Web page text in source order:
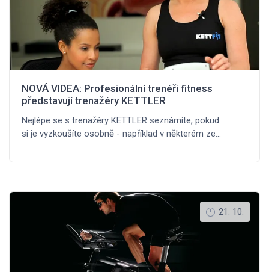
NOVÁ VIDEA: Profesionální trenéři fitness
představují trenažéry KETTLER
Nejlépe se s trenažéry KETTLER seznámíte, pokud
si je vyzkoušíte osobně - například v některém ze…
21. 10.